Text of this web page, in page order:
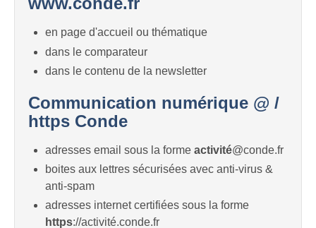
en page d'accueil ou thématique
dans le comparateur
dans le contenu de la newsletter
Communication numérique @ /
https Conde
adresses email sous la forme activité@conde.fr
boites aux lettres sécurisées avec anti-virus &
anti-spam
adresses internet certifiées sous la forme
https://activité.conde.fr